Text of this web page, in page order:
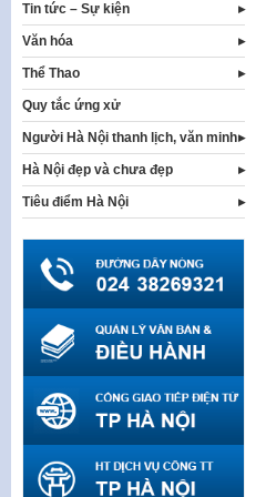
Tin tức – Sự kiện
Văn hóa
Thể Thao
Quy tắc ứng xử
Người Hà Nội thanh lịch, văn minh
Hà Nội đẹp và chưa đẹp
Tiêu điểm Hà Nội